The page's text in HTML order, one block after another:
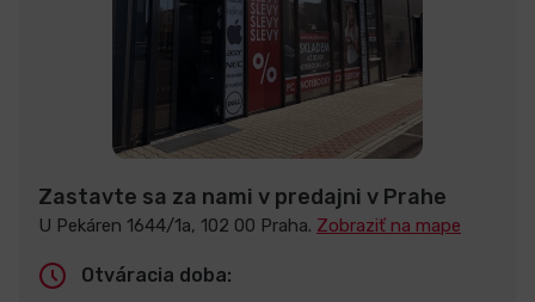
Zastavte sa za nami v predajni v Prahe
U Pekáren 1644/1a, 102 00 Praha. Zobraziť na mape
Otváracia doba: